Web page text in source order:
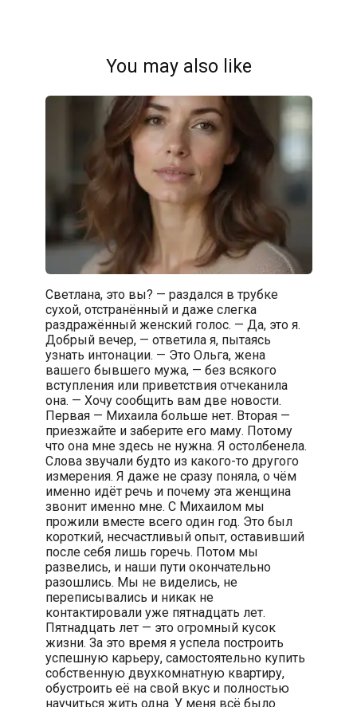
You may also like
Светлана, это вы? — раздался в трубке
сухой, отстранённый и даже слегка
раздражённый женский голос. — Да, это я.
Добрый вечер, — ответила я, пытаясь
узнать интонации. — Это Ольга, жена
вашего бывшего мужа, — без всякого
вступления или приветствия отчеканила
она. — Хочу сообщить вам две новости.
Первая — Михаила больше нет. Вторая —
приезжайте и заберите его маму. Потому
что она мне здесь не нужна. Я остолбенела.
Слова звучали будто из какого-то другого
измерения. Я даже не сразу поняла, о чём
именно идёт речь и почему эта женщина
звонит именно мне. С Михаилом мы
прожили вместе всего один год. Это был
короткий, несчастливый опыт, оставивший
после себя лишь горечь. Потом мы
развелись, и наши пути окончательно
разошлись. Мы не виделись, не
переписывались и никак не
контактировали уже пятнадцать лет.
Пятнадцать лет — это огромный кусок
жизни. За это время я успела построить
успешную карьеру, самостоятельно купить
собственную двухкомнатную квартиру,
обустроить её на свой вкус и полностью
научиться жить одна. У меня всё было